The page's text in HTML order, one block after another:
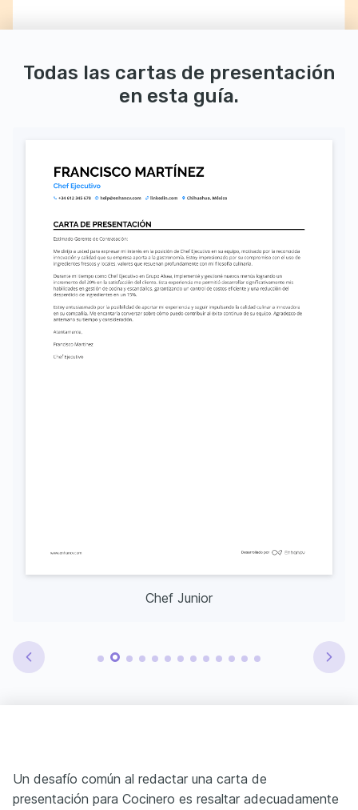
Todas las cartas de presentación
en esta guía.
Chef Junior
Un desafío común al redactar una carta de
presentación para Cocinero es resaltar adecuadamente